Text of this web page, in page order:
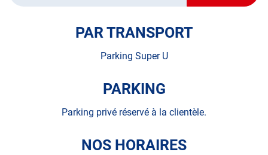
POINT
PAR TRANSPORT
Parking Super U
PARKING
Parking privé réservé à la clientèle.
NOS HORAIRES